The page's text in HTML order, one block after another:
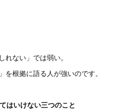
ない」では弱い。
を根拠に語る人が強いのです。
はいけない三つのこと